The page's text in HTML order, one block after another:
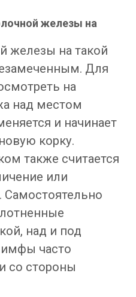
железы на
железы на такой
Для
на
над местом
и начинает
корку.
также считается
или
над и под
часто
со стороны